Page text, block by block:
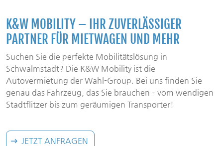
K&W MOBILITY – IHR ZUVERLÄSSIGER
PARTNER FÜR MIETWAGEN UND MEHR
Suchen Sie die perfekte Mobilitätslösung in
Schwalmstadt? Die K&W Mobility ist die
Autovermietung der Wahl-Group. Bei uns finden Sie
genau das Fahrzeug, das Sie brauchen – vom wendigen
Stadtflitzer bis zum geräumigen Transporter!
JETZT ANFRAGEN